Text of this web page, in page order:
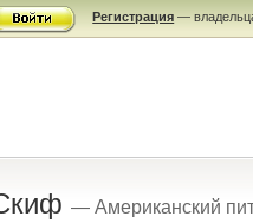
Регистрация —
— Американский